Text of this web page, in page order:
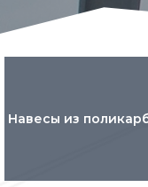
Навесы из